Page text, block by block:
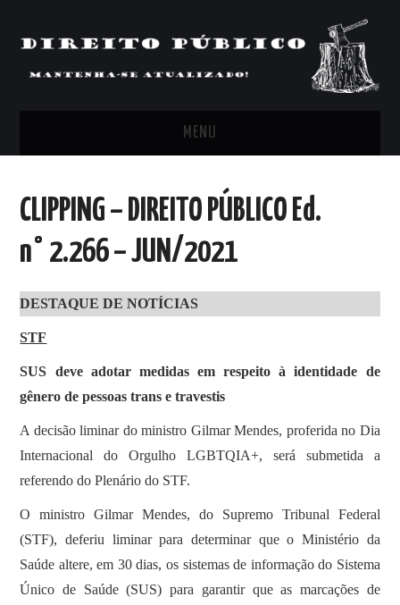
MENU
ARTIGOS, COMENTÁRIOS E PONTOS
CLIPPING’S
SOBRE
CLIPPING – DIREITO PÚBLICO Ed.
n° 2.266 – JUN/2021
DESTAQUE DE NOTÍCIAS
STF
SUS deve adotar medidas em respeito à identidade de
gênero de pessoas trans e travestis
A decisão liminar do ministro Gilmar Mendes, proferida no Dia
Internacional do Orgulho LGBTQIA+, será submetida a
referendo do Plenário do STF.
O ministro Gilmar Mendes, do Supremo Tribunal Federal
(STF), deferiu liminar para determinar que o Ministério da
Saúde altere, em 30 dias, os sistemas de informação do Sistema
Único de Saúde (SUS) para garantir que as marcações de